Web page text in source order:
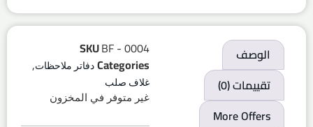
الوصف
تقييمات (0)
More Offers
SKUBF - 0004
Categories دفاتر ملاحظات,
غلاف صلب
غير متوفر في المخزون